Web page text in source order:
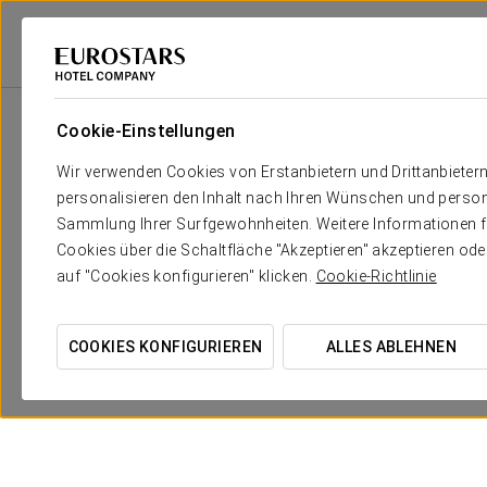
Cookie-Einstellungen
Wir verwenden Cookies von Erstanbietern und
personalisieren den Inhalt nach Ihren Wünschen und
Sammlung Ihrer Surfgewohnheiten. Weitere Informationen
Cookies über die Schaltfläche "Akzeptieren" akzeptieren
auf "Cookies konfigurieren" klicken. Cookie-Richtlinie
COOKIES KONFIGURIEREN ALLES ABLEHNEN
Eurostars Hotel Company